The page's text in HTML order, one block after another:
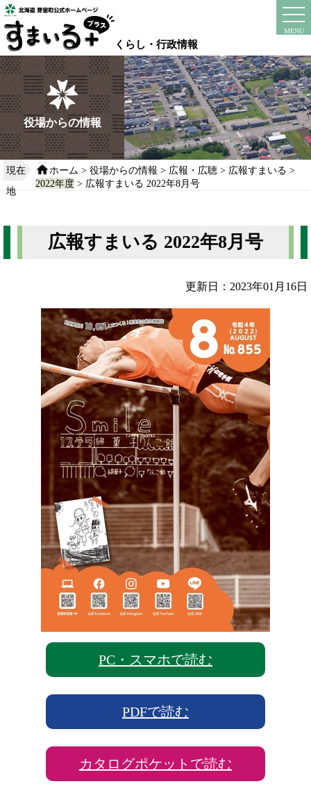
本
文
へ
移
動
る
くらし・行政情報
MENU
instagram
役場からの情報
現在
地
ホーム >役場からの情報 > 広報・広聴 > 広報すまいる >
2022年度 > 広報すまいる 2022年8月号
広報すまいる 2022年8月号
更新日：2023年01月16日
PC・スマホで読む
PDFで読む
カタログポケットで読む